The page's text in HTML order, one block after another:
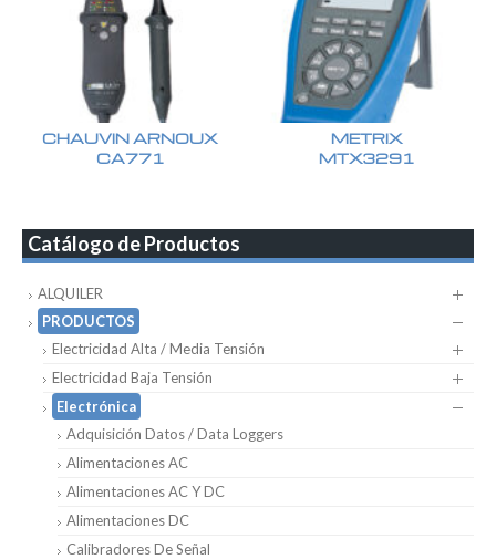
CHAUVIN ARNOUX
CA771
METRIX
MTX3291
Catálogo de Productos
ALQUILER
PRODUCTOS
Electricidad Alta / Media Tensión
Electricidad Baja Tensión
Electrónica
Adquisición Datos / Data Loggers
Alimentaciones AC
Alimentaciones AC Y DC
Alimentaciones DC
Calibradores De Señal